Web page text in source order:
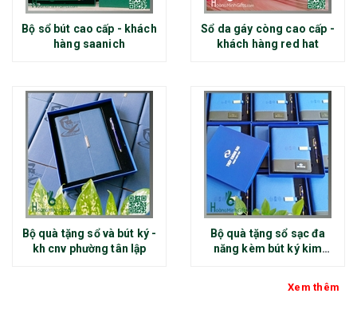
Bộ sổ bút cao cấp - khách
hàng saanich
Sổ da gáy còng cao cấp -
khách hàng red hat
Bộ quà tặng sổ và bút ký -
kh cnv phường tân lập
Bộ quà tặng sổ sạc đa
năng kèm bút ký kim
Xem thêm